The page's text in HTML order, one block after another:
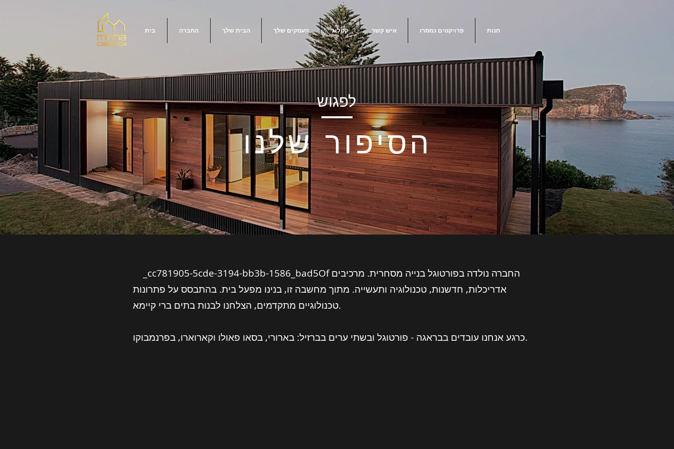
בית החברה הבית שלך העסקים שלך קטלוג איש קשר פרויקטים נמסרו חנות
לפגוש
הסיפור שלנו
_cc781905-5cde-3194-bb3b-1586_bad5Of החברה נולדה בפורטוגל בנייה מסחרית. מרכיבים
אדריכלות, חדשנות, טכנולוגיה ותעשייה. מתוך מחשבה זו, בנינו מפעל בית. בהתבסס על פתרונות
טכנולוגיים מתקדמים, הצלחנו לבנות בתים ברי קיימא.
כרגע אנחנו עובדים בבראגה - פורטוגל ובשתי ערים בברזיל: בארורי, בסאו פאולו וקארוארו, בפרנמבוקו.